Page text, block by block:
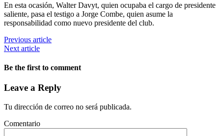
En esta ocasión, Walter Davyt, quien ocupaba el cargo de presidente
saliente, pasa el testigo a Jorge Combe, quien asume la
responsabilidad como nuevo presidente del club.
Previous article
Next article
Be the first to comment
Leave a Reply
Tu dirección de correo no será publicada.
Comentario